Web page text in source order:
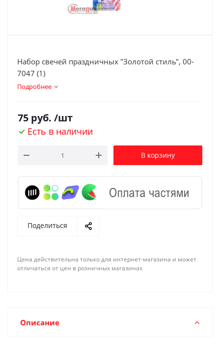
Набор свечей праздничных "Золотой стиль", 00-
7047 (1)
Подробнее
75 руб. /шт
Есть в наличии
В корзину
Поделиться
Цена действительна только для интернет-магазина и может
отличаться от цен в розничных магазинах
Описание